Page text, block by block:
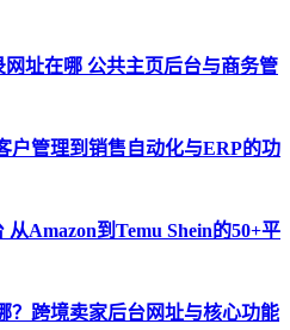
网址在哪 公共主页后台与商务管
户管理到销售自动化与ERP的功
Amazon到Temu Shein的50+平
？跨境卖家后台网址与核心功能